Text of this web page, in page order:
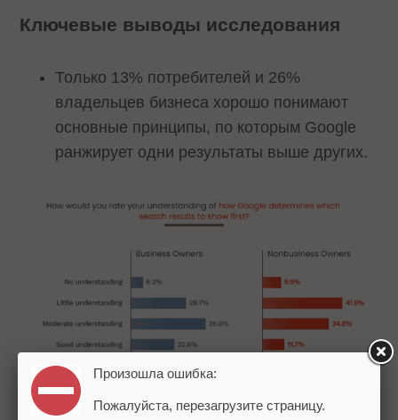
Ключевые выводы исследования
Только 13% потребителей и 26%
владельцев бизнеса хорошо понимают
основные принципы, по которым Google
ранжирует одни результаты выше других.
Произошла ошибка:
Пожалуйста, перезагрузите страницу.